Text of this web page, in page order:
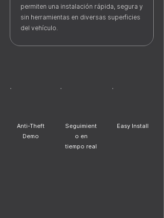
permiten una instalación rápida, segura y
sin herramientas en diversas superficies
del vehículo.
Anti-Theft
Demo
Seguimient
o en
tiempo real
Easy Install